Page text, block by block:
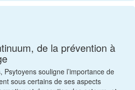
de la prévention à
Psytoyens souligne l’importance de
sous certains de ses aspects